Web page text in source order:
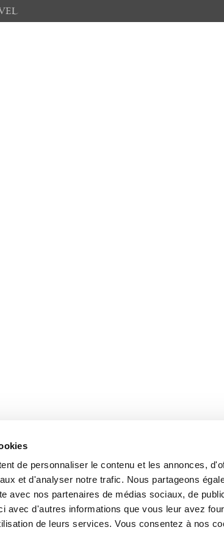
de personnaliser le contenu et les annonces,
et d'analyser notre trafic. Nous partageons
avec nos partenaires de médias sociaux, de
avec d'autres informations que vous leur avez
de leurs services. Vous consentez à nos